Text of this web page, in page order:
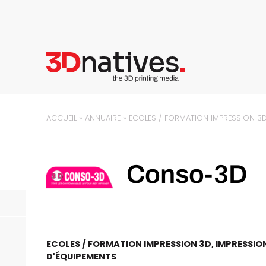
ACCUEIL »ANNUAIRE » ECOLES / FORMATION IMPRESSION 3D
Conso-3D
ECOLES / FORMATION IMPRESSION 3D,
D'ÉQUIPEMENTS